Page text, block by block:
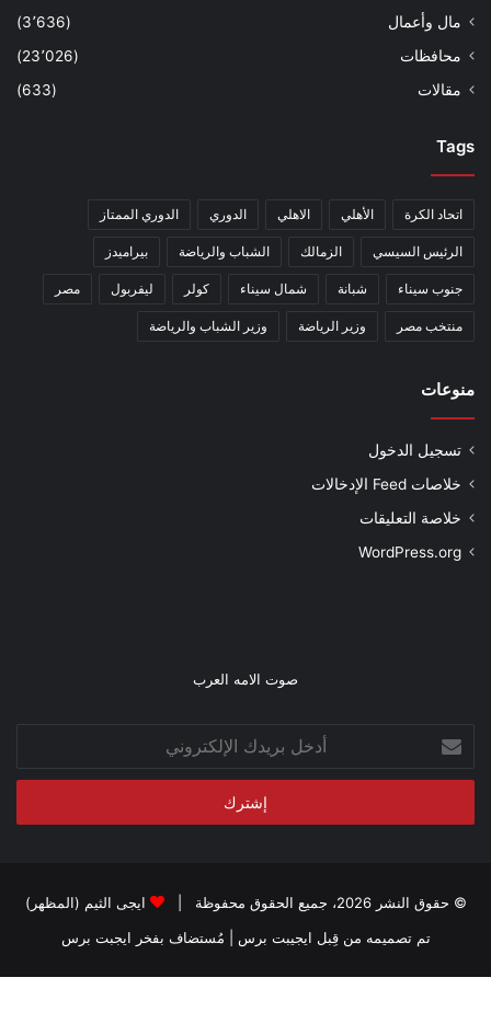
مال وأعمال
(3٬636)
محافظات
(23٬026)
مقالات
(633)
Tags
اتحاد الكرة الأهلي الاهلي الدوري الدوري الممتاز
الرئيس السيسي الزمالك الشباب والرياضة بيراميدز
جنوب سيناء شبانة شمال سيناء كولر ليفربول مصر
منتخب مصر وزير الرياضة وزير الشباب والرياضة
منوعات
تسجيل الدخول
خلاصات Feed الإدخالات
خلاصة التعليقات
WordPress.org
صوت الامه العرب
بريدك
الإلكتروني
© حقوق النشر 2026، جميع الحقوق محفوظة |
ايجى الثيم (المظهر)
تم تصميمه من قِبل ايجيبت برس | مُستضاف بفخر ايجبت برس